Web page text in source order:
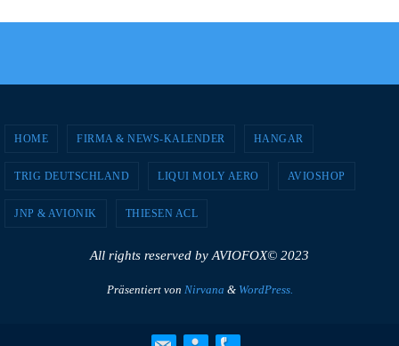
HOME FIRMA & NEWS-KALENDER HANGAR
TRIG DEUTSCHLAND LIQUI MOLY AERO AVIOSHOP
JNP & AVIONIK THIESEN ACL
All rights reserved by AVIOFOX© 2023
Präsentiert von Nirvana & WordPress.